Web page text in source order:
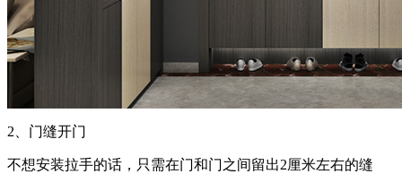
2、门缝开门
不想安装拉手的话，只需在门和门之间留出2厘米左右的缝